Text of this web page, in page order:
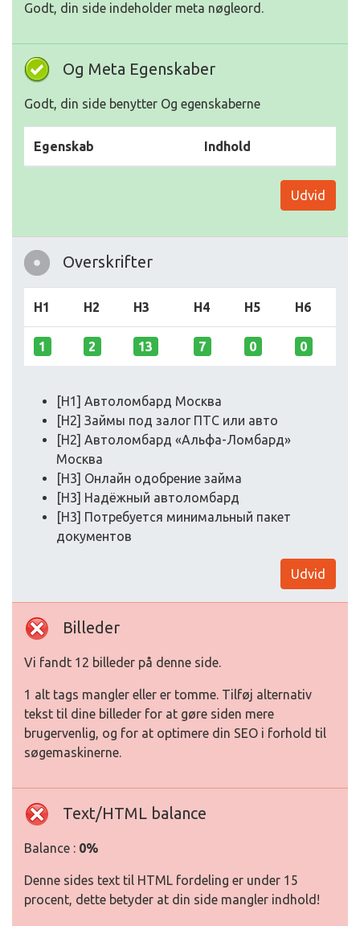
Godt, din side indeholder meta nøgleord.
Og Meta Egenskaber
Godt, din side benytter Og egenskaberne
Egenskab Indhold
Udvid
Overskrifter
H1 H2 H3 H4 H5 H6
1 2 13 7 0 0
[H1] Автоломбард Москва
[H2] Займы под залог ПТС или авто
[H2] Автоломбард «Альфа-Ломбард»
Москва
[H3] Онлайн одобрение займа
[H3] Надёжный автоломбард
[H3] Потребуется минимальный пакет
документов
Udvid
Billeder
Vi fandt 12 billeder på denne side.
1 alt tags mangler eller er tomme. Tilføj alternativ
tekst til dine billeder for at gøre siden mere
brugervenlig, og for at optimere din SEO i forhold til
søgemaskinerne.
Text/HTML balance
Balance : 0%
Denne sides text til HTML fordeling er under 15
procent, dette betyder at din side mangler indhold!